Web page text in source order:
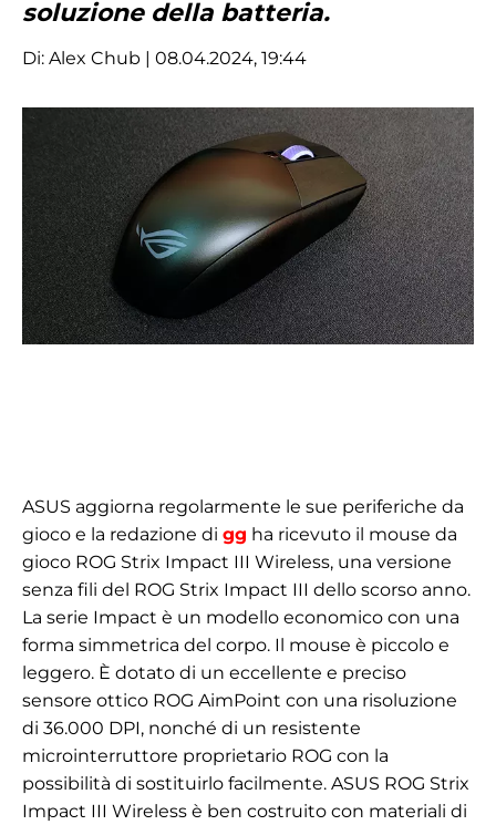
soluzione della batteria.
Di: Alex Chub | 08.04.2024, 19:44
ASUS aggiorna regolarmente le sue periferiche da
gioco e la redazione di gg ha ricevuto il mouse da
gioco ROG Strix Impact III Wireless, una versione
senza fili del ROG Strix Impact III dello scorso anno.
La serie Impact è un modello economico con una
forma simmetrica del corpo. Il mouse è piccolo e
leggero. È dotato di un eccellente e preciso
sensore ottico ROG AimPoint con una risoluzione
di 36.000 DPI, nonché di un resistente
microinterruttore proprietario ROG con la
possibilità di sostituirlo facilmente. ASUS ROG Strix
Impact III Wireless è ben costruito con materiali di